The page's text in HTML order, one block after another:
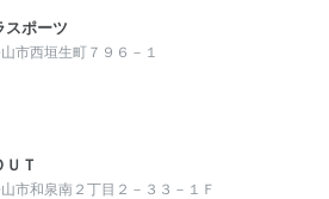
スポーツ
市西垣生町７９６－１
ＵＴ
市和泉南２丁目２－３３－１Ｆ